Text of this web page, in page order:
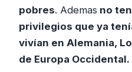
pobres. Ademas no
privilegios que ya
vivían en Alemania,
de Europa Occidental.